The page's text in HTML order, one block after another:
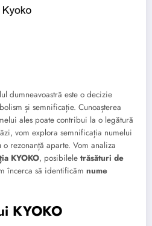
dumneavoastră este o decizie
și semnificație. Cunoașterea
ales poate contribui la o legătură
vom explora semnificația numelui
rezonanță aparte. Vom analiza
KYOKO, posibilele trăsături de
încerca să identificăm nume
KYOKO